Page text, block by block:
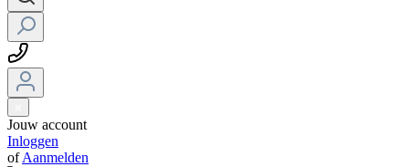
Jouw account
Inloggen
ofAanmelden